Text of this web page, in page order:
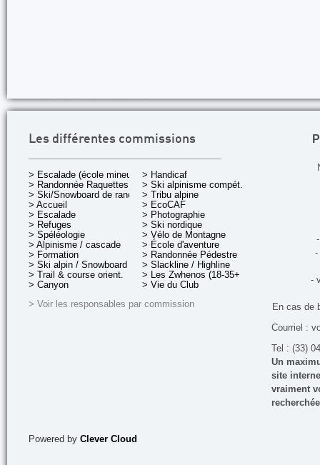
Les différentes commissions
> Escalade (école mineurs)
> Randonnée Raquettes
> Ski/Snowboard de rando.
> Accueil
> Escalade
> Refuges
> Spéléologie
> Alpinisme / cascade
> Formation
> Ski alpin / Snowboard
> Trail & course orient.
> Canyon
> Handicaf
> Ski alpinisme compét.
> Tribu alpine
> EcoCAF
> Photographie
> Ski nordique
> Vélo de Montagne
> École d'aventure
> Randonnée Pédestre
> Slackline / Highline
> Les Zwhenos (18-35+ ans)
> Vie du Club
> Voir les responsables par commission
-
-
En cas de
Courriel :
Tel : (33)
Un
site
vraiment
Powered by Clever Cloud